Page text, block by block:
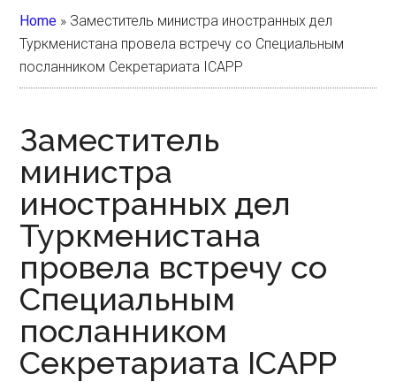
Home » Заместитель министра иностранных дел
Туркменистана провела встречу со Специальным
посланником Секретариата ICAPP
Заместитель
министра
иностранных дел
Туркменистана
провела встречу со
Специальным
посланником
Секретариата ICAPP